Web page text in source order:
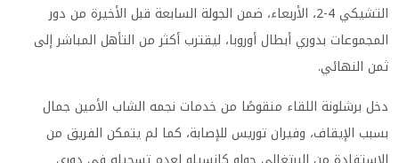
التشيكي 4-2، الأربعاء، ضمن الجولة السابعة قبل الأخيرة من دور
المجموعات بدوري أبطال أوروبا، ليقترب أكثر من التأهل المباشر إلى
ثمن النهائي.
دخل برشلونة اللقاء منقوصًا من خدمات نجمه الشاب الأمين جمال
بسبب الإيقاف، وفيران توريس للإصابة، كما لم يتمكن الفريق من